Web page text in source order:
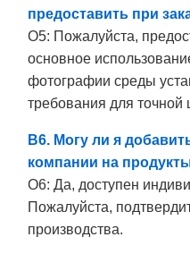
предоставить при
О5: Пожалуйста,
основное
фотографии среды
требования для точной
В6. Могу ли я
компании на
О6: Да, доступен
Пожалуйста,
производства.